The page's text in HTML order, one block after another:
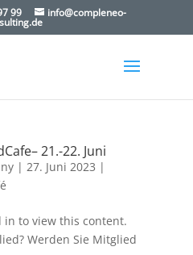
99 info@compleneo-
21.-22. Juni
| 27. Juni 2023 |
in to view this content.
Werden Sie Mitglied